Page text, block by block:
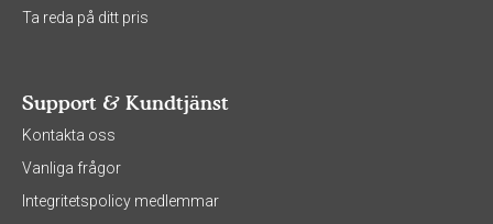
Ta reda på ditt pris
Support & Kundtjänst
Kontakta oss
Vanliga frågor
Integritetspolicy medlemmar